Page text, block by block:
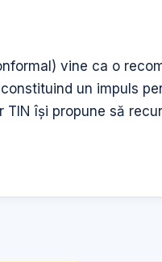
vine ca o
un impuls
TIN își propune să